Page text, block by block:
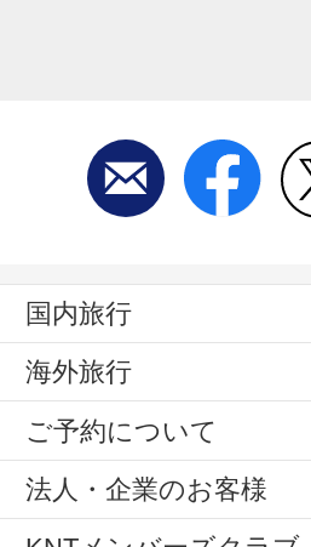
国内旅行
海外旅行
ご予約について
法人・企業のお客様